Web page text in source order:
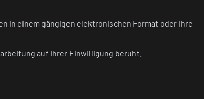
in einem gängigen elektronischen Format oder ihre
auf Ihrer Einwilligung beruht.